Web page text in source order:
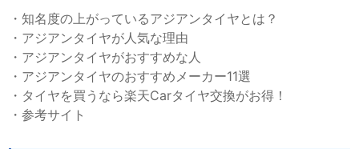
・知名度の上がっているアジアンタイヤとは？
・ アジアンタイヤが人気な理由
・ アジアンタイヤがおすすめな人
・ アジアンタイヤのおすすめメーカー11選
・ タイヤを買うなら楽天Carタイヤ交換がお得！
・参考サイト